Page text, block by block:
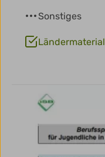
Sonstiges
Ländermaterial